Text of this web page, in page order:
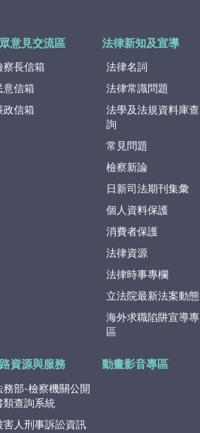
意見交流區
察長信箱
意信箱
政信箱
法律新知及宣導
法律名詞
法律常識問題
法學及法規資料庫查
詢
常見問題
檢察新論
日新司法期刊集彙
個人資料保護
消費者保護
法律資源
法律時事專欄
立法院最新法案動態
海外求職陷阱宣導專
區
資源與服務
務部-檢察機關公開
類查詢系統
害人刑事訴訟資訊
動畫影音專區